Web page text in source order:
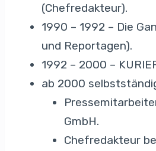
(Chefredakteur).
1990 – 1992 – Die
und Reportagen).
1992 – 2000 –
ab 2000
GmbH.
Chefredakteur